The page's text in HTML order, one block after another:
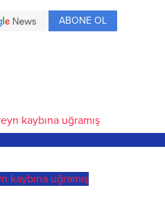
ABONE OL
kaybına uğramış